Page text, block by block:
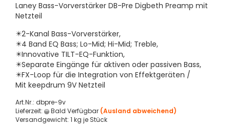
Laney Bass-Vorverstärker DB-Pre Digbeth Preamp mit
Netzteil
✴️2-Kanal Bass-Vorverstärker,
✴️4 Band EQ Bass; Lo-Mid; Hi-Mid; Treble,
✴️Innovative TILT-EQ-Funktion,
✴️Separate Eingänge für aktiven oder passiven Bass,
✴️FX-Loop für die Integration von Effektgeräten /
Mit keepdrum 9V Netzteil
Art.Nr.: dbpre-9v
Lieferzeit:
Bald Verfügbar (Ausland abweichend)
Versandgewicht: 1 kg je Stück